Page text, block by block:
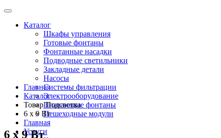
Каталог
Шкафы управления
Готовые фонтаны
Фонтанные насадки
Подводные светильники
Закладные детали
Насосы
Системы фильтрации
Электрооборудование
Плавающие фонтаны
Пешеходные модули
Главная
Услуги
Главная
Каталог
Товар Подсветка
6 х 9 Вт
6 х 9 Вт